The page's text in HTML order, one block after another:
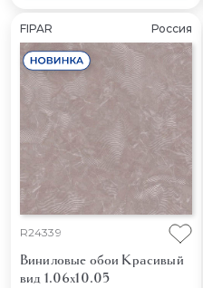
FIPAR Россия
R24339
Виниловые обои Красивый
вид 1.06x10.05